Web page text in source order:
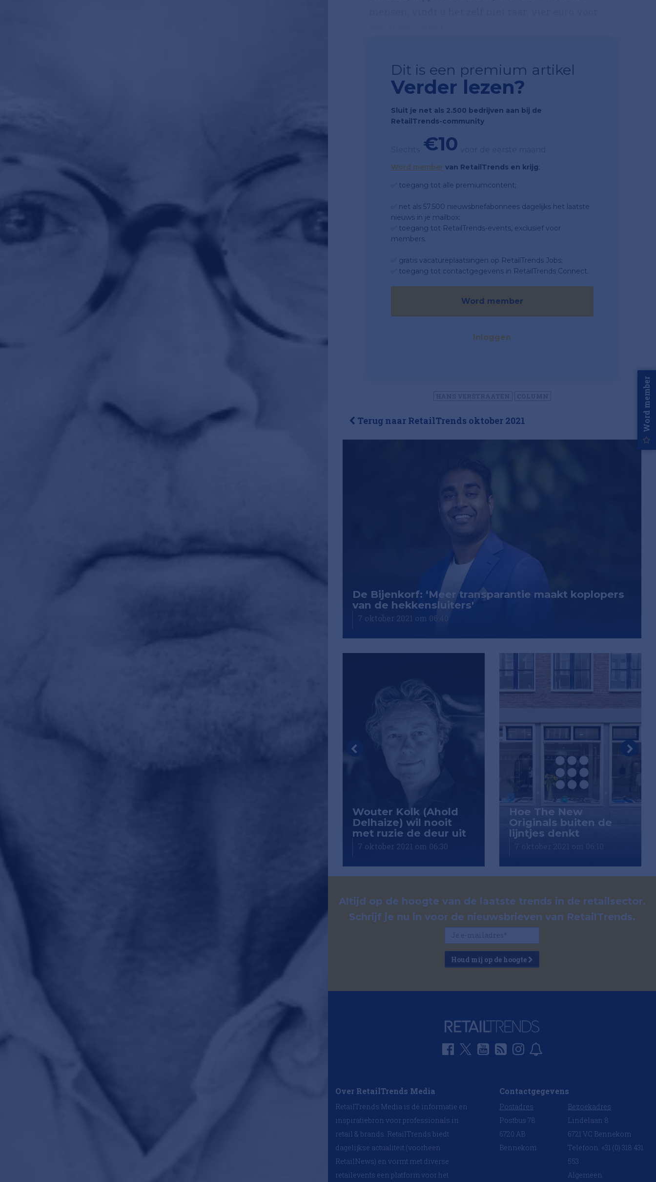
Dit is een premium artikel
Verder lezen?
Sluit je net als 2.500 bedrijven aan bij de
RetailTrends-community
€10
Word member van RetailTrends en krijg;
✅ toegang tot alle premiumcontent;
✅ net als 57.500 nieuwsbriefabonnees dagelijks het laatste
nieuws in je mailbox;
✅ toegang tot RetailTrends-events, exclusief voor
members.
✅ gratis vacatureplaatsingen op RetailTrends Jobs;
✅ toegang tot contactgegevens in RetailTrends Connect.
Word member
Inloggen
Terug naar RetailTrends oktober 2021
De Bijenkorf: ‘Meer transparantie maakt koplopers
van de hekkensluiters'
7 oktober 2021 om 06:40
Wouter Kolk (Ahold
Delhaize) wil nooit
met ruzie de deur uit
7 oktober 2021 om 06:30
Hoe The New
Originals buiten de
lijntjes denkt
Altijd op de hoogte van de laatste trends in de retailsector.
Schrijf je nu in voor de nieuwsbrieven van RetailTrends.
Houd mij op de hoogte
Over RetailTrends Media
RetailTrends Media is dé informatie en
inspiratiebron voor professionals in
retail & brands. RetailTrends biedt
dagelijkse actualiteit (voorheen
RetailNews) en vormt met diverse
retailevents een platform voor het
Contactgegevens
Postadres
Postbus 78
6720 AB
Bennekom
Bezoekadres
Lindelaan 8
6721 VC Bennekom
Telefoon: +31 (0) 318 431
553
Algemeen:
Word member